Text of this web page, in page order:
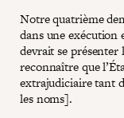
Notre quatrième
dans une
devrait se présenter
reconnaître que
extrajudiciaire tant
les noms].